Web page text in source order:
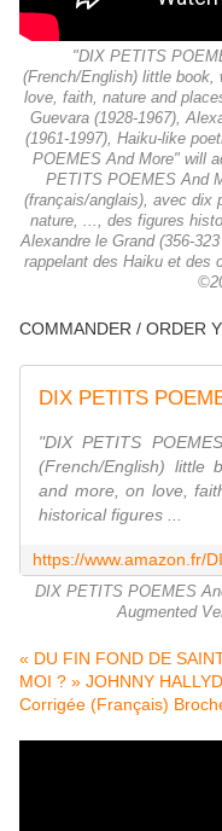
"DIX PETITS
(French/English) little book,
love, faith, nature and
Guevara (1928-1967),
(1961-1997), Haiku-like
POEMES And More" will
PETITS POEMES And
(français/anglais), avec dix
nature, ..., des figures
Alexandre le Grand (356-
rappelant des Haiku et des
COMMANDER / ORDER
"DIX PETITS
(French/English) little
and more, on love,
historical figures ...
DIX PETITS POEMES
Augmented
« DU FIN FOND DE
MOI ? » JOHNNY
Corrigée (Français)